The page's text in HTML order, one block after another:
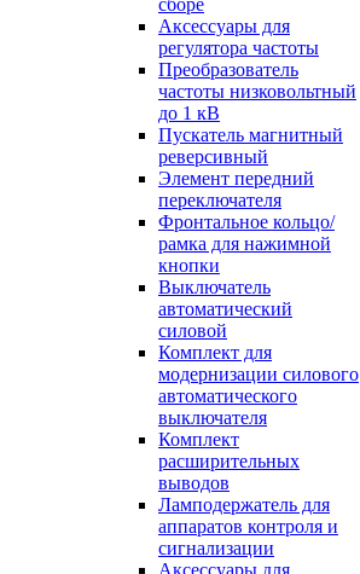
сборе
Аксессуары для
регулятора частоты
Преобразователь
частоты низковольтный
до 1 кВ
Пускатель магнитный
реверсивный
Элемент передний
переключателя
Фронтальное кольцо/
рамка для нажимной
кнопки
Выключатель
автоматический
силовой
Комплект для
модернизации силового
автоматического
выключателя
Комплект
расширительных
выводов
Ламподержатель для
аппаратов контроля и
сигнализации
Аксессуары для